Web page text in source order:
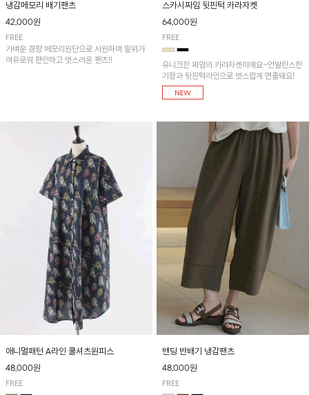
냉감메모리 배기팬츠
42,000원
FREE
가벼운 경량 메모리원단으로 시원하며 밑위가
여유로워 편안하고 멋스러운 팬츠!!
스카시짜임 뒷핀턱 카라자켓
64,000원
FREE
유니크한 짜임의 카라자켓이에요~언발란스한
기장과 뒷핀턱라인으로 멋스럽게 연출돼요!
애니멀패턴 A라인 쿨셔츠원피스
48,000원
FREE
밴딩 반배기 냉감팬츠
48,000원
FREE